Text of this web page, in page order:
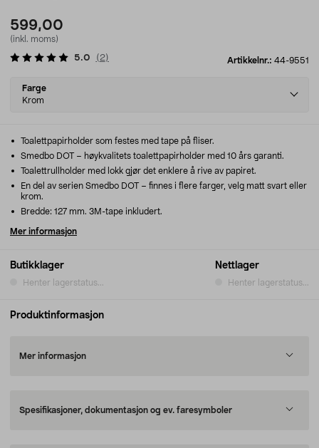
599,00
(inkl. moms)
Artikkelnr.: 44-9551
5.0 ( 2)
Select
variant
Farge
Krom
Butikklager
Henter lagerstatus...
Nettlager
Henter lagerstatus...
Toalettpapirholder som festes med tape på fliser.
Smedbo DOT – høykvalitets toalettpapirholder med 10 års garanti.
Toalettrullholder med lokk gjør det enklere å rive av papiret.
En del av serien Smedbo DOT – finnes i flere farger, velg matt svart eller
krom.
Bredde: 127 mm. 3M-tape inkludert.
Mer informasjon
Produktinformasjon
Mer informasjon
Spesifikasjoner, dokumentasjon og ev. faresymboler